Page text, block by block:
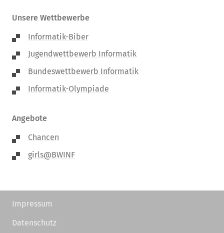
Unsere Wettbewerbe
Informatik-Biber
Jugendwettbewerb Informatik
Bundeswettbewerb Informatik
Informatik-Olympiade
Angebote
Chancen
girls@BWINF
Impressum
Datenschutz